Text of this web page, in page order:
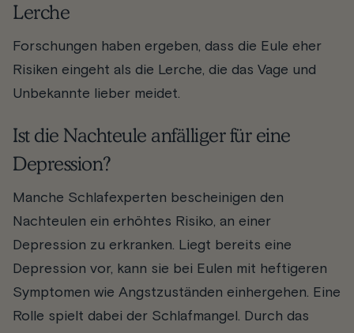
Lerche
Forschungen haben ergeben, dass die Eule eher
Risiken eingeht als die Lerche, die das Vage und
Unbekannte lieber meidet.
Ist die Nachteule anfälliger für eine
Depression?
Manche Schlafexperten bescheinigen den
Nachteulen ein erhöhtes Risiko, an einer
Depression zu erkranken. Liegt bereits eine
Depression vor, kann sie bei Eulen mit heftigeren
Symptomen wie Angstzuständen einhergehen. Eine
Rolle spielt dabei der Schlafmangel. Durch das